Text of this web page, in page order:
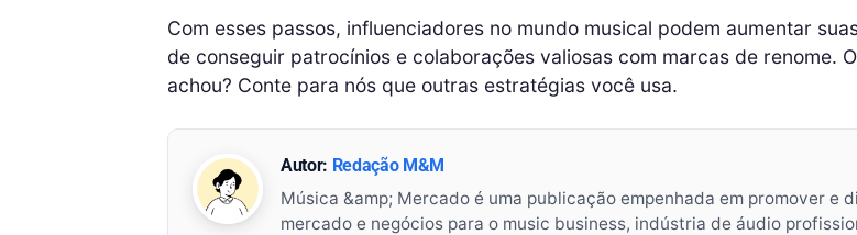
Com esses passos, influenciadores no mundo musical podem aumentar
de conseguir patrocínios e colaborações valiosas com marcas de renome.
achou? Conte para nós que outras estratégias você usa.
Autor: Redação M&M
Música &amp; Mercado é uma publicação empenhada em promover e
mercado e negócios para o music business, indústria de áudio